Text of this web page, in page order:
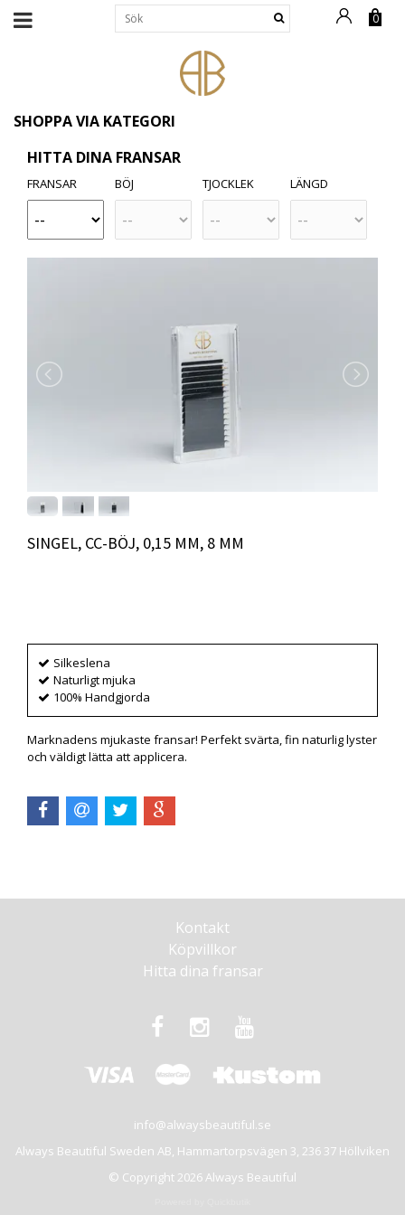
0
SHOPPA VIA KATEGORI
HITTA DINA FRANSAR
FRANSAR BÖJ TJOCKLEK LÄNGD
SINGEL, CC-BÖJ, 0,15 MM, 8 MM
Silkeslena
Naturligt mjuka
100% Handgjorda
Marknadens mjukaste fransar! Perfekt svärta, fin naturlig lyster
och väldigt lätta att applicera.
Kontakt
Köpvillkor
Hitta dina fransar
info@alwaysbeautiful.se
Always Beautiful Sweden AB, Hammartorpsvägen 3, 236 37 Höllviken
© Copyright 2026 Always Beautiful